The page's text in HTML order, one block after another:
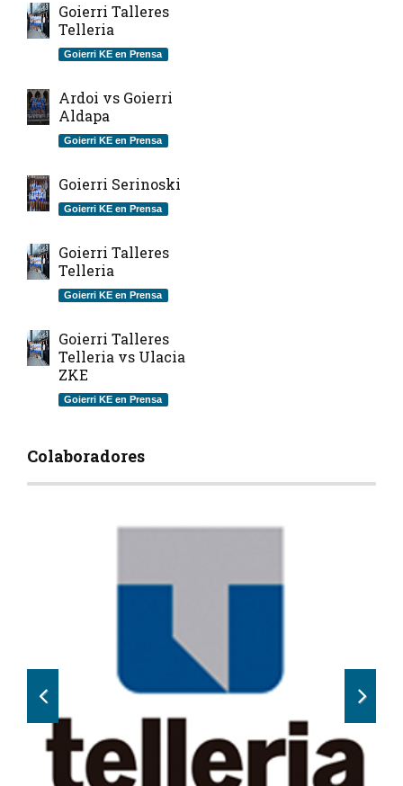
Goierri Talleres
Telleria
Goierri KE en Prensa
Ardoi vs Goierri
Aldapa
Goierri KE en Prensa
Goierri Serinoski
Goierri KE en Prensa
Goierri Talleres
Telleria
Goierri KE en Prensa
Goierri Talleres
Telleria vs Ulacia
ZKE
Goierri KE en Prensa
Colaboradores
Previous Next